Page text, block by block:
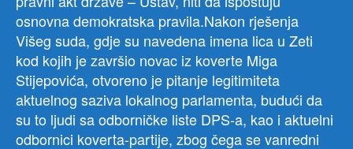
osnovna demokratska pravila.Nakon rješenja
Višeg suda, gdje su navedena imena lica u Zeti
kod kojih je završio novac iz koverte Miga
Stijepovića, otvoreno je pitanje legitimiteta
aktuelnog saziva lokalnog parlamenta, budući da
su to ljudi sa odborničke liste DPS-a, kao i aktuelni
odbornici koverta-partije, zbog čega se vanredni